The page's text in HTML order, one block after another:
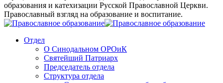
образования и катехизации Русской Православной Церкви.
Православный взгляд на образование и воспитание.
Отдел
О Синодальном ОРОиК
Святейший Патриарх
Председатель отдела
Структура отдела